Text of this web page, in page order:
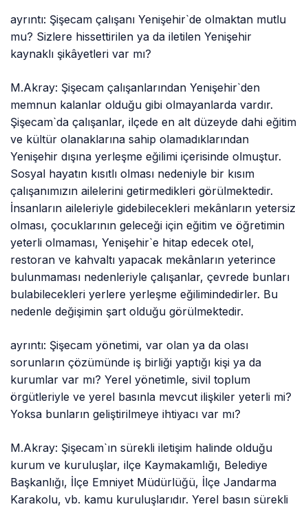
ayrıntı: Şişecam çalışanı Yenişehir`de olmaktan mutlu
mu? Sizlere hissettirilen ya da iletilen Yenişehir
kaynaklı şikâyetleri var mı?
M.Akray: Şişecam çalışanlarından Yenişehir`den
memnun kalanlar olduğu gibi olmayanlarda vardır.
Şişecam`da çalışanlar, ilçede en alt düzeyde dahi eğitim
ve kültür olanaklarına sahip olamadıklarından
Yenişehir dışına yerleşme eğilimi içerisinde olmuştur.
Sosyal hayatın kısıtlı olması nedeniyle bir kısım
çalışanımızın ailelerini getirmedikleri görülmektedir.
İnsanların aileleriyle gidebilecekleri mekânların yetersiz
olması, çocuklarının geleceği için eğitim ve öğretimin
yeterli olmaması, Yenişehir`e hitap edecek otel,
restoran ve kahvaltı yapacak mekânların yeterince
bulunmaması nedenleriyle çalışanlar, çevrede bunları
bulabilecekleri yerlere yerleşme eğilimindedirler. Bu
nedenle değişimin şart olduğu görülmektedir.
ayrıntı: Şişecam yönetimi, var olan ya da olası
sorunların çözümünde iş birliği yaptığı kişi ya da
kurumlar var mı? Yerel yönetimle, sivil toplum
örgütleriyle ve yerel basınla mevcut ilişkiler yeterli mi?
Yoksa bunların geliştirilmeye ihtiyacı var mı?
M.Akray: Şişecam`ın sürekli iletişim halinde olduğu
kurum ve kuruluşlar, ilçe Kaymakamlığı, Belediye
Başkanlığı, İlçe Emniyet Müdürlüğü, İlçe Jandarma
Karakolu, vb. kamu kuruluşlarıdır. Yerel basın sürekli